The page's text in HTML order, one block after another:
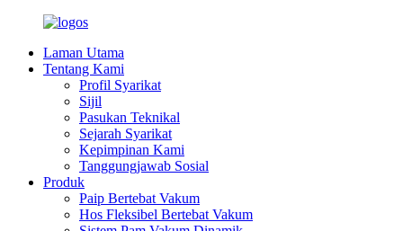
Laman Utama
Tentang Kami
Profil Syarikat
Sijil
Pasukan Teknikal
Sejarah Syarikat
Kepimpinan Kami
Tanggungjawab Sosial
Produk
Paip Bertebat Vakum
Hos Fleksibel Bertebat Vakum